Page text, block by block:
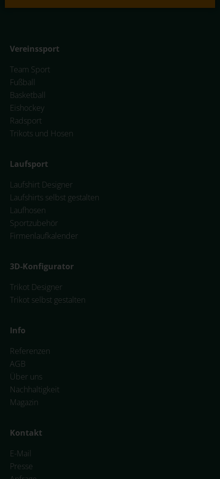
Vereinssport
Team Sport
Fußball
Basketball
Eishockey
Radsport
Trikots und Hosen
Laufsport
Laufshirt Designer
Laufshirts selbst gestalten
Laufhosen
Sportzubehör
Firmenlaufkalender
3D-Konfigurator
Trikot Designer
Trikot selbst gestalten
Info
Referenzen
AGB
Über uns
Nachhaltigkeit
Magazin
Kontakt
E-Mail
Presse